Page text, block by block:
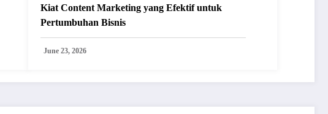
Kiat Content Marketing yang Efektif untuk
Pertumbuhan Bisnis
June 23, 2026